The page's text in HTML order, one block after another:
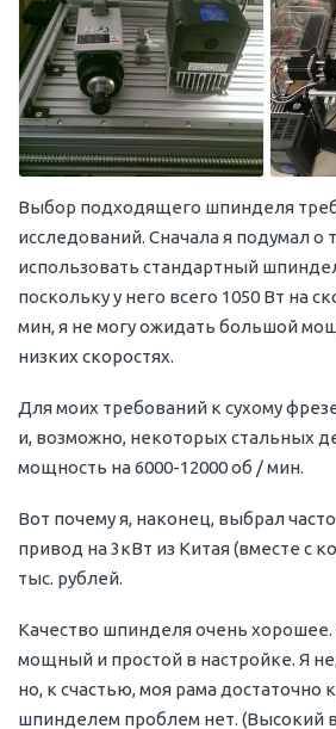
Выбор подходящего шпинделя
исследований. Сначала я подумал о
использовать стандартный
поскольку у него всего 1050 Вт на
мин, я не могу ожидать большой
низких скоростях.
Для моих требований к сухому
и, возможно, некоторых стальных
мощность на 6000-12000 об / мин.
Вот почему я, наконец, выбрал
привод на 3кВт из Китая (вместе с
тыс. рублей.
Качество шпинделя очень
мощный и простой в настройке. Я
но, к счастью, моя рама достаточно
шпинделем проблем нет. (Высокий